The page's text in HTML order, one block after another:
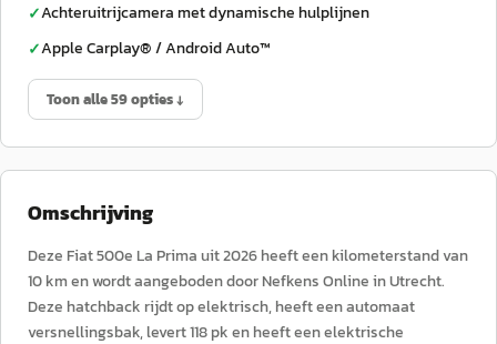
✓Achteruitrijcamera met dynamische hulplijnen
✓Apple Carplay® / Android Auto™
Toon alle 59 opties ↓
Omschrijving
Deze Fiat 500e La Prima uit 2026 heeft een kilometerstand van
10 km en wordt aangeboden door Nefkens Online in Utrecht.
Deze hatchback rijdt op elektrisch, heeft een automaat
versnellingsbak, levert 118 pk en heeft een elektrische